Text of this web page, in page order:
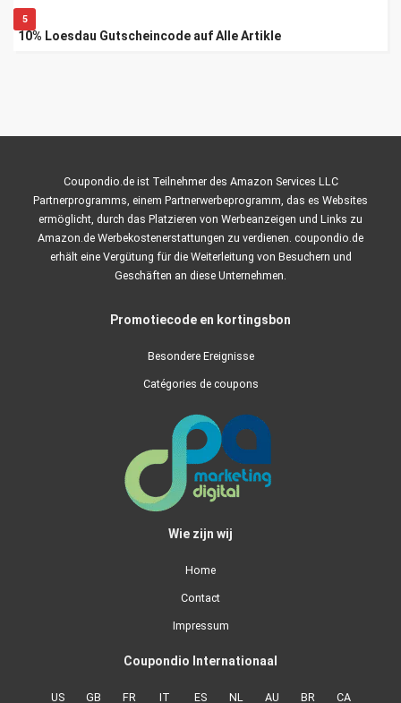
5
10% Loesdau Gutscheincode auf Alle Artikle
Coupondio.de ist Teilnehmer des Amazon Services LLC
Partnerprogramms, einem Partnerwerbeprogramm, das es Websites
ermöglicht, durch das Platzieren von Werbeanzeigen und Links zu
Amazon.de Werbekostenerstattungen zu verdienen. coupondio.de
erhält eine Vergütung für die Weiterleitung von Besuchern und
Geschäften an diese Unternehmen.
Promotiecode en kortingsbon
Besondere Ereignisse
Catégories de coupons
Wie zijn wij
Home
Contact
Impressum
Coupondio Internationaal
US GB FR IT ES NL AU BR CA